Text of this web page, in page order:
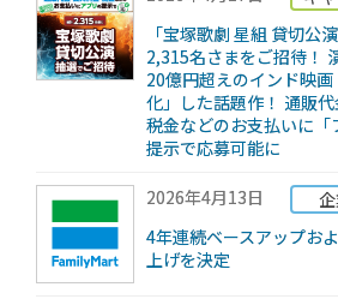
「宝塚歌劇 星組 貸切公
2,315名さまをご招待！
20億円超えのインド映
化」した話題作！ 通販代
税金などのお支払いに「
提示で応募可能に
2026年4月13日
4年連続ベースアップお
上げを決定